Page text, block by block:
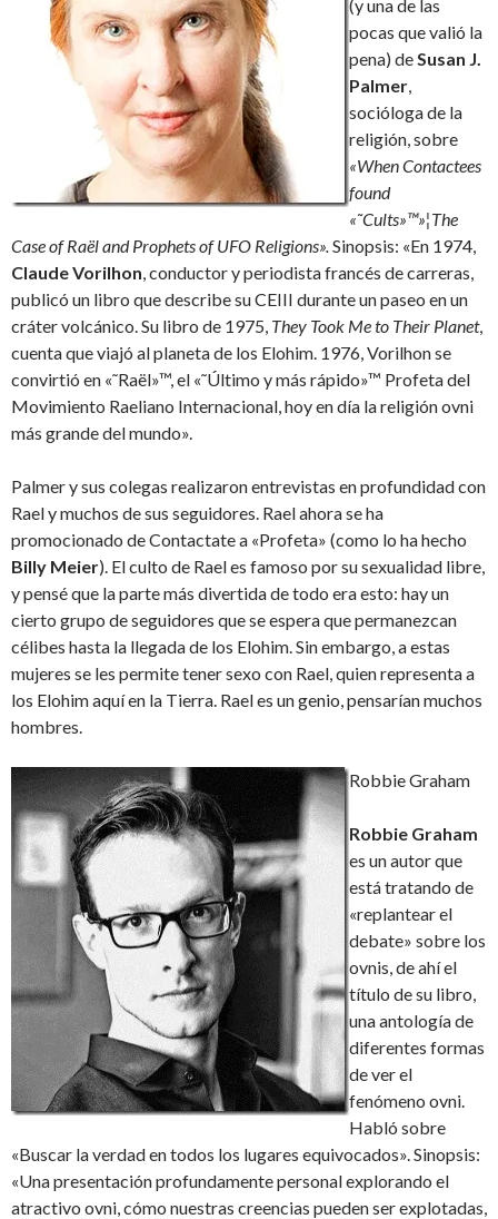
(y una de las
pocas que valió la
pena) deSusan J.
Palmer,
socióloga de la
religión, sobre
«When Contactees
found
«˜Cults»™»¦The
Case of Raël and Prophets of UFO Religions».Sinopsis: «En 1974,
Claude Vorilhon, conductor y periodista francés de carreras,
publicó un libro que describe su CEIII durante un paseo en un
cráter volcánico. Su libro de 1975, They Took Me to Their Planet,
cuenta que viajó al planeta de los Elohim. 1976, Vorilhon se
convirtió en «˜Raël»™, el «˜Último y más rápido»™ Profeta del
Movimiento Raeliano Internacional, hoy en día la religión ovni
más grande del mundo».
Palmer y sus colegas realizaron entrevistas en profundidad con
Rael y muchos de sus seguidores. Rael ahora se ha
promocionado de Contactate a «Profeta» (como lo ha hecho
Billy Meier). El culto de Rael es famoso por su sexualidad libre,
y pensé que la parte más divertida de todo era esto: hay un
cierto grupo de seguidores que se espera que permanezcan
célibes hasta la llegada de los Elohim. Sin embargo, a estas
mujeres se les permite tener sexo con Rael, quien representa a
los Elohim aquí en la Tierra. Rael es un genio, pensarían muchos
hombres.
Robbie Graham
Robbie Graham
es un autor que
está tratando de
«replantear el
debate» sobre los
ovnis, de ahí el
título de su libro,
una antología de
diferentes formas
de ver el
fenómeno ovni.
Habló sobre
«Buscar la verdad en todos los lugares equivocados». Sinopsis:
«Una presentación profundamente personal explorando el
atractivo ovni, cómo nuestras creencias pueden ser explotadas,